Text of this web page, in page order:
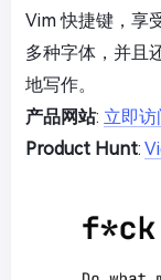
Vim 快捷键，享
多种字体，并且
地写作。
产品网站: 立即访
Product Hunt: